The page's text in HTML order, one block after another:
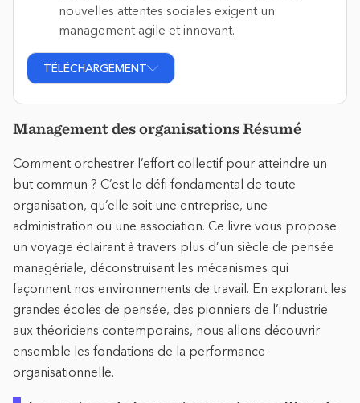
nouvelles attentes sociales exigent un
management agile et innovant.
TÉLÉCHARGEMENT
Management des organisations Résumé
Comment orchestrer l’effort collectif pour atteindre un
but commun ? C’est le défi fondamental de toute
organisation, qu’elle soit une entreprise, une
administration ou une association. Ce livre vous propose
un voyage éclairant à travers plus d’un siècle de pensée
managériale, déconstruisant les mécanismes qui
façonnent nos environnements de travail. En explorant les
grandes écoles de pensée, des pionniers de l’industrie
aux théoriciens contemporains, nous allons découvrir
ensemble les fondations de la performance
organisationnelle.